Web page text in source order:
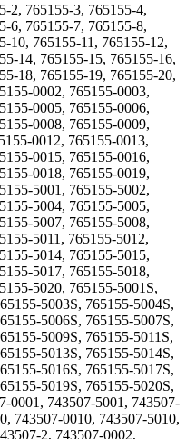
2, 765155-3, 765155-4,
6, 765155-7, 765155-8,
10, 765155-11, 765155-12,
14, 765155-15, 765155-16,
18, 765155-19, 765155-20,
0002, 765155-0003,
0005, 765155-0006,
0008, 765155-0009,
0012, 765155-0013,
0015, 765155-0016,
0018, 765155-0019,
5001, 765155-5002,
5004, 765155-5005,
5007, 765155-5008,
5011, 765155-5012,
5014, 765155-5015,
5017, 765155-5018,
5020, 765155-5001S,
5003S, 765155-5004S,
5006S, 765155-5007S,
5009S, 765155-5011S,
5013S, 765155-5014S,
5016S, 765155-5017S,
5019S, 765155-5020S,
0001, 743507-5001, 743507-
743507-0010, 743507-5010,
2, 743507-0002,